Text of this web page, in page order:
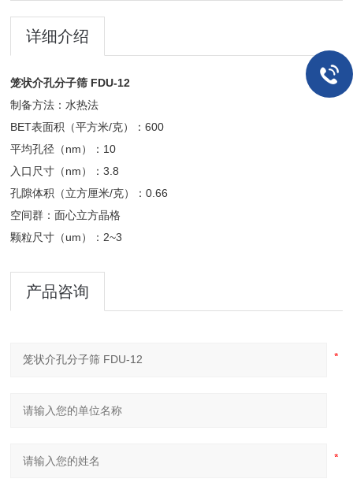
详细介绍
笼状介孔分子筛 FDU-12
制备方法：水热法
BET表面积（平方米/克）：600
平均孔径（nm）：10
入口尺寸（nm）：3.8
孔隙体积（立方厘米/克）：0.66
空间群：面心立方晶格
颗粒尺寸（um）：2~3
产品咨询